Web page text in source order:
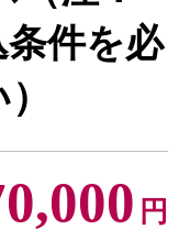
件を必
円